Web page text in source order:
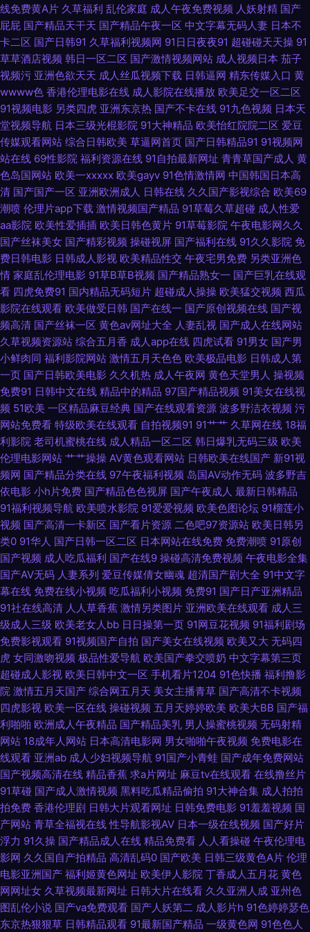
频网址在线 www2AV色图 www探花91 91在线看看 91在线观看视频 91在线
小视频 91视频导航在线观看 97视频欧美 91娱乐综合网 大香蕉综合色网 国产
精品超碰在线 乱子伦国产精品www 91福利网址 抖阴在线免费看 五月丁香福
利视频导航 欧美a在线 91白虎 91传媒入口 中日韩综合色图区 亚洲超碰自拍
91c网站 91豆花永久网站在线观看 91操碰免费视频t 影音先锋秋霞电影 中日
韩无码不卡 五月天福利网 91av免费视频 伊人9草在线 91福利视频网 91国产
资源 91副利社 91传禖 中文字幕91 中韩毛片精品基地 亚州欧美日韩综合在线
超碰91人人人人人乐 深夜成人三级免费网站 在线成人影音先锋av 在线国产
在线国产 91视在线视频 91豆花精品 青青草一起艹 91情爱网 午夜国产福利一
区二区 久久精品中文字幕麻豆 91国产 91国产精品乱码久久 91Pron在线观
91无探 91在线观看免费 91影音资源 91熟女露脸视频 91女生裸视频在线看
99国产er热视频 91在线视频网站总站 A片无码一区日韩 超碰在线进入91 国
产自产精品 国产一级无毛不卡 国产精品九九热久久 九一草草 后入白丝 亚洲
日韩天美 91国视频 91大神在线视频看看 91露胸 91麻豆传媒国产大片 91豆
花官网 1024视频国产 91次元免费视频 91黄色变态视频 91福利视频广场 91
超碰资源站 91爱爱在线影院 91老司机福利 91拍拍视频 91蜜桃在线观看 91
国产精品操笔 91社区男人的天堂 91伪娘在线播放 91淫片电影安装 91视频观
看吴梦梦 91蜜桃传媒一区 91国产丝袜老师 91大片免费看 9178看片视频 福
利网址导航亚洲AV 国产精品四五六七区 海角社区大香蕉 黄尤物视频网 国产
综合在线99 国产真实乱伦 密臀中文字幕 91超碰导航中字 精品久久AV大香蕉
91成人入口 91亚洲精品青草依 www天天撸com 99在线视频精品 www成人
网站豆花 97午夜影院 97资源国产共享 99超碰在线天堂 极品黑丝av 肏屄视
频在线高清播放 中文网91 日本韩国在线不卡视频 91在线呦 91九色TS丰满人
妖 日韩高清丁香 日日日草草操 91c鈥唍 91国产香蕉电影 91猫先生在线播放
91蜜桃视频网站 91熟妇视频 91香蕉在线 91桃色入口 91熊猫tv 伊人网97 后
入在线 欧洲精品 精品色在线观看 91黄瓜视频在线观看 先锋资源影音AV网站
福利天堂天美福利视频 www久久香蕉 亚洲一二区 欧美日韩精品内射经典 国
线免费黄A片 久草福利 乱伦家庭 成人午夜免费视频 人妖射精 国产
屁屁 国产精品天干天 国产精品午夜一区 中文字幕无码人妻 日本不
卡二区 国产日韩91 久草福利视频网 91日日夜夜91 超碰碰天天操 91
草草酒店视频 韩日一区二区 国产激情视频网站 成人视频日本 茄子
视频污 亚洲色欲天天 成人丝瓜视频下载 日韩逼网 精东传媒入口 黄
wwww色 香港伦理电影在线 成人影院在线播放 欧美足交一区二区
91视频电影 另类四虎 亚洲东京热 国产不卡在线 91九色视频 日本天
堂视频导航 日本三级光棍影院 91大神精品 欧美怡红院院二区 爱豆
传媒观看网站 综合日韩欧美 草逼网首页 国产日韩精品91 91视频网
站在线 69性影院 福利资源在线 91自拍最新网址 青青草国产成人 黄
色岛国网站 欧美一xxxxx 欧美gayv 91色情激情网 中国韩国日本高
清 国产国产一区 亚洲欧洲成人 日韩在线 久久国产影视综合 欧美69
潮喷 伦理片app下载 激情视频国产精品 91草莓久草超碰 成人性爱
aa影院 欧美性爱插插 欧美日韩色黄片 91草莓影院 午夜电影网久久
国产丝袜美女 国产精彩视频 操碰视屏 国产福利在线 91久久影院 免
费日韩电影 日韩成人影视 欧美精品性交 午夜宅男免费 另类亚洲色
情 家庭乱伦理电影 91草B草B视频 国产精品熟女一 国产巨乳在线观
看 四虎免费91 国内精品无码短片 超碰成人操操 欧美猛交视频 西瓜
影院在线观看 欧美做受日韩 国产在线一 国产原创视频在线 国产视
频高清 国产丝袜一区 黄色av网址大全 人妻乱视 国产成人在线网站
久草视频资源站 综合五月香 成人app在线 四虎试看 91男女 国产男
小鲜肉同 福利影院网站 激情五月天色色 欧美极品电影 日韩成人第
一页 国产日韩欧美电影 久久机热 成人午夜网 黄色天堂男人 操视频
免费91 日韩中文在线 精品中的精品 97国产精品视频 91美女在线视
频 51欧美 一区精品麻豆经典 国产在线观看资源 波多野洁衣视频 污
网站免费看 特级欧美在线观看 自拍视频91 91艹艹 久草网在线 18福
利影院 老司机蜜桃在线 成人精品一区二区 韩日爆乳无码三级 欧美
伦理电影网站 艹艹操操 AV黄色观看网站 日韩欧美在线国产 新91视
频网 国产精品分类在线 97午夜福利视频 岛国AV动作无码 波多野吉
依电影 小h片免费 国产精品色色视屏 国产午夜成人 最新日韩精品
91福利视频导航 欧美喷水影院 91爱爱视频 欧美色图论坛 91榴莲小
视频 国产高清一卡新区 国产看片资源 二色吧97资源站 欧美日韩另
类0 91华人 国产日韩一区二区 日本网站在线免费 免费潮喷 91原创
国产视频 成人吃瓜福利 国产在线9 操碰高清免费视频 午夜电影全集
国产AV无码 人妻系列 爱豆传媒倩女幽魂 超清国产剧大全 91中文字
幕在线 免费在线小视频 吃瓜福利小视频 免费91 国产日产亚洲精品
91社在线高清 人人草香蕉 激情另类图片 亚洲欧美在线观看 成人三
级成人三级 欧美老女人bb 日日操第一页 91网豆花视频 91福利剧场
免费影视观看 91视频国产自拍 国产美女在线视频 欧美又大 无码四
虎 女同激吻视频 极品性爱导航 欧美国产拳交喷奶 中文字幕第三页
超碰成人影视 欧美日韩中文一区 手机看片1204 91色快播 福利撸影
院 激情五月天国产 综合网五月天 美女主播青草 国产高清不卡视频
四虎影视 欧美一区在线 操碰视频 五月天婷婷欧美 欧美大BB 国产福
利啪啪 欧洲成人午夜精品 国产精品美乳 男人操蜜桃视频 无码射精
网站 18成年人网站 日本高清电影网 男女啪啪午夜视频 免费电影在
线观看 亚洲ab 成人少妇视频导航 91国产小青蛙 国产成年免费网站
国产视频高清在线 精品香蕉 求a片网址 麻豆tv在线观看 在线撸丝片
91草碰 国产成人激情视频 黑料吃瓜精品偷拍 91大神合集 成人拍拍
拍免费 香港伦理剧 日韩大片观看网址 日韩免费电影 91羞羞视频 国
产网站 青草全福视在线 性导航影视AV 日本一级在线视频 国产好片
浮力 91久操 国产精品成人在线 精品免费看 人人看操碰 午夜伦理电
影网 久久国自产拍精品 高清乱码0 国产欧美 日韩三级黄色A片 伦理
电影亚洲国产 福利姬黄色网址 欧美伊人影院 丁香成人五月花 黄色
网网址女 久草视频最新网址 日韩大片在线看 久久亚洲人成 亚州色
图乱伦小说 国产va免费观看 国产人妖第二 成人影片h 91色婷婷瑟色
东京热狠狠草 日韩精品观看 91最新国产精品 一级黄色网 91色色人